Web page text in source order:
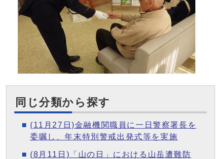
同じ分類から探す
(11月27日)金融機関職員に一日警察署長を
委嘱し、年末特別警戒出発式等を実施
(8月11日)「山の日」における山岳遭難防